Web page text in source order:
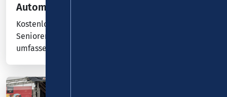
Automatenschulung
Kostenlose Ticket- und Automatenschulungen für
Senioren, Umsteigern oder Freizeitplanern. Ein
umfassender Überblick über die vielfältigen…